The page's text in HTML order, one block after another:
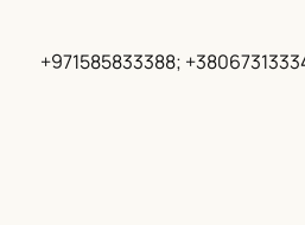
+971585833388;